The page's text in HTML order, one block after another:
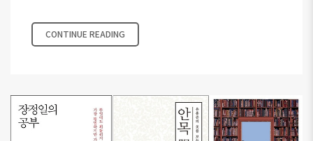
CONTINUE READING